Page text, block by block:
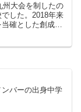
州大会を制したの
した。2018年来
確とした創成館
バーの出身中学